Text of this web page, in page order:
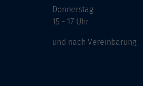
Donnerstag
15 - 17 Uhr
und nach Vereinbarung